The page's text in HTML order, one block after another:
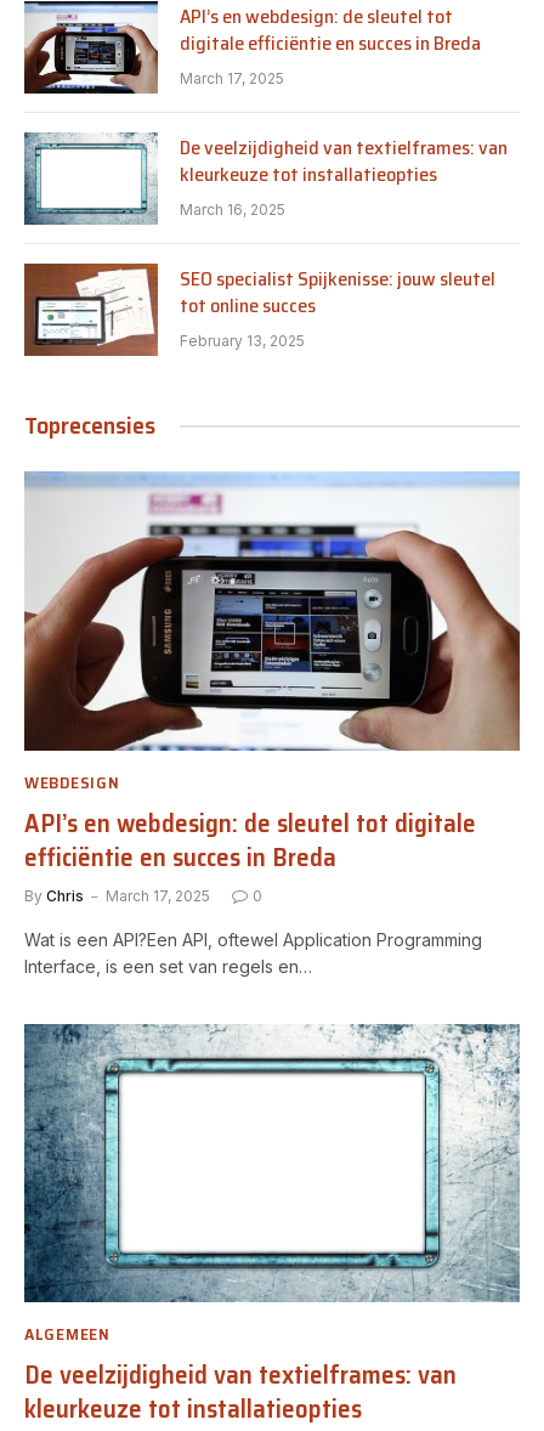
API’s en webdesign: de sleutel tot
digitale efficiëntie en succes in Breda
March 17, 2025
De veelzijdigheid van textielframes: van
kleurkeuze tot installatieopties
March 16, 2025
SEO specialist Spijkenisse: jouw sleutel
tot online succes
February 13, 2025
Toprecensies
WEBDESIGN
API’s en webdesign: de sleutel tot digitale
efficiëntie en succes in Breda
By Chris March 17, 2025 0
Wat is een API?Een API, oftewel Application Programming
Interface, is een set van regels en…
ALGEMEEN
De veelzijdigheid van textielframes: van
kleurkeuze tot installatieopties